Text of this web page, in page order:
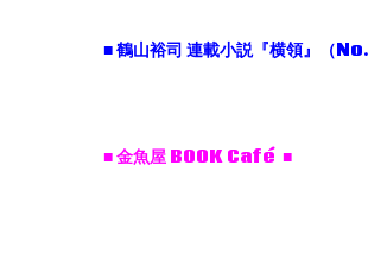
■鶴山裕司 連載小説『横領』（
■ 金魚屋 BOOK Café ■